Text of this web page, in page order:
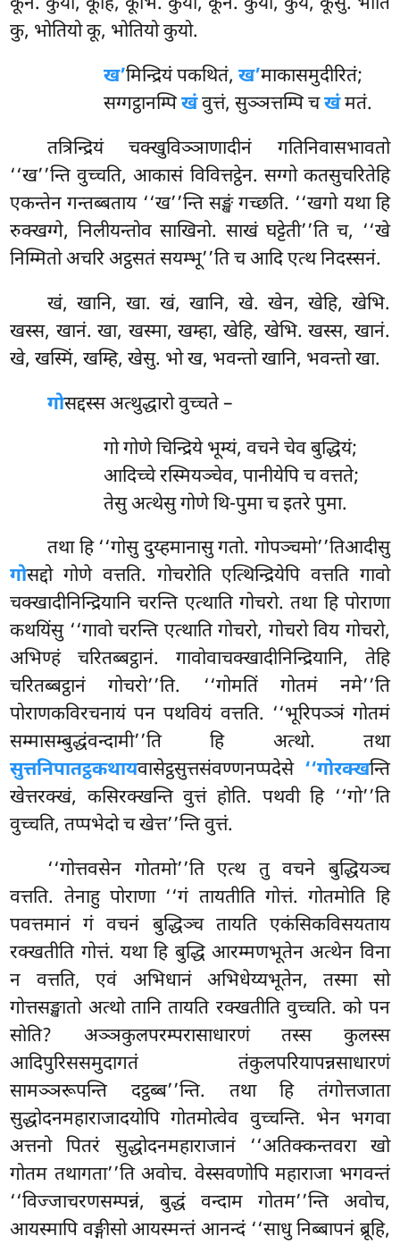
कु, भोतियो कू, भोतियो कुयो.
ख’मिन्द्रियं पकथितं, ख’माकासमुदीरितं;
सग्गट्ठानम्पिखंवुत्तं, सुञ्ञत्तम्पि चखंमतं.
तत्रिन्द्रियंचक्खुविञ्ञाणादीनं गतिनिवासभावतो
‘‘ख’’न्ति वुच्चति, आकासं विवित्तट्ठेन. सग्गो कतसुचरितेहि
एकन्तेन गन्तब्बताय ‘‘ख’’न्ति सङ्खं गच्छति. ‘‘खगो यथा हि
रुक्खग्गे, निलीयन्तोव साखिनो. साखं घट्टेती’’ति च, ‘‘खे
निम्मितो अचरि अट्ठसतं सयम्भू’’ति च आदि एत्थ निदस्सनं.
खं, खानि, खा. खं, खानि, खे. खेन, खेहि, खेभि.
खस्स, खानं. खा, खस्मा, खम्हा, खेहि, खेभि. खस्स, खानं.
खे, खस्मिं, खम्हि, खेसु. भो ख, भवन्तो खानि, भवन्तो खा.
गोसद्दस्स अत्थुद्धारो वुच्चते –
गो गोणे चिन्द्रिये भूम्यं, वचने चेव बुद्धियं;
आदिच्चे रस्मियञ्चेव, पानीयेपि च वत्तते;
तेसु अत्थेसु गोणे थि-पुमा च इतरे पुमा.
तथा हि ‘‘गोसु दुय्हमानासु गतो. गोपञ्चमो’’तिआदीसु
गोसद्दो गोणे वत्तति. गोचरोति एत्थिन्द्रियेपि वत्तति गावो
चक्खादीनिन्द्रियानि चरन्ति एत्थाति गोचरो. तथा हि पोराणा
कथयिंसु ‘‘गावो चरन्ति एत्थाति गोचरो, गोचरो विय गोचरो,
अभिण्हं चरितब्बट्ठानं. गावोवाचक्खादीनिन्द्रियानि, तेहि
चरितब्बट्ठानं गोचरो’’ति. ‘‘गोमतिं गोतमं नमे’’ति
पोराणकविरचनायं पन पथवियं वत्तति. ‘‘भूरिपञ्ञं गोतमं
सम्मासम्बुद्धंवन्दामी’’ति हि अत्थो. तथा
सुत्तनिपातट्ठकथायवासेट्ठसुत्तसंवण्णनप्पदेसे ‘‘गोरक्खन्ति
खेत्तरक्खं, कसिरक्खन्ति वुत्तं होति. पथवी हि ‘‘गो’’ति
वुच्चति, तप्पभेदो च खेत्त’’न्ति वुत्तं.
‘‘गोत्तवसेन गोतमो’’ति एत्थ तु वचने बुद्धियञ्च
वत्तति. तेनाहु पोराणा ‘‘गं तायतीति गोत्तं. गोतमोति हि
पवत्तमानं गं वचनं बुद्धिञ्च तायति एकंसिकविसयताय
रक्खतीति गोत्तं. यथा हि बुद्धि आरम्मणभूतेन अत्थेन विना
न वत्तति, एवं अभिधानं अभिधेय्यभूतेन, तस्मा सो
गोत्तसङ्खातो अत्थो तानि तायति रक्खतीति वुच्चति. को पन
सोति? अञ्ञकुलपरम्परासाधारणं तस्स कुलस्स
आदिपुरिससमुदागतं तंकुलपरियापन्नसाधारणं
सामञ्ञरूपन्ति दट्ठब्ब’’न्ति. तथा हि तंगोत्तजाता
सुद्धोदनमहाराजादयोपि गोतमोत्वेव वुच्चन्ति. भेन भगवा
अत्तनो पितरं सुद्धोदनमहाराजानं ‘‘अतिक्कन्तवरा खो
गोतम तथागता’’ति अवोच. वेस्सवणोपि महाराजा भगवन्तं
‘‘विज्जाचरणसम्पन्नं, बुद्धं वन्दाम गोतम’’न्ति अवोच,
आयस्मापि वङ्गीसो आयस्मन्तं आनन्दं ‘‘साधु निब्बापनं ब्रूहि,